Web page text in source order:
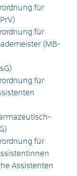
für
für
(MB-
für
für
Assistenten